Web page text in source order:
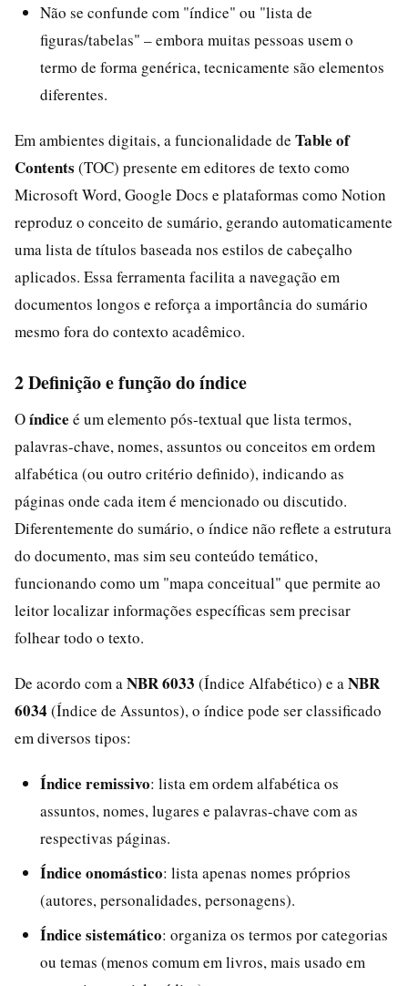
Não se confunde com "índice" ou "lista de
figuras/tabelas" – embora muitas pessoas usem o
termo de forma genérica, tecnicamente são elementos
diferentes.
Em ambientes digitais, a funcionalidade de Table of
Contents (TOC) presente em editores de texto como
Microsoft Word, Google Docs e plataformas como Notion
reproduz o conceito de sumário, gerando automaticamente
uma lista de títulos baseada nos estilos de cabeçalho
aplicados. Essa ferramenta facilita a navegação em
documentos longos e reforça a importância do sumário
mesmo fora do contexto acadêmico.
2 Definição e função do índice
Oíndice é um elemento pós-textual que lista termos,
palavras-chave, nomes, assuntos ou conceitos em ordem
alfabética (ou outro critério definido), indicando as
páginas onde cada item é mencionado ou discutido.
Diferentemente do sumário, o índice não reflete a estrutura
do documento, mas sim seu conteúdo temático,
funcionando como um "mapa conceitual" que permite ao
leitor localizar informações específicas sem precisar
folhear todo o texto.
De acordo com a NBR 6033 (Índice Alfabético) e a NBR
6034 (Índice de Assuntos), o índice pode ser classificado
em diversos tipos:
Índice remissivo: lista em ordem alfabética os
assuntos, nomes, lugares e palavras-chave com as
respectivas páginas.
Índice onomástico: lista apenas nomes próprios
(autores, personalidades, personagens).
Índice sistemático: organiza os termos por categorias
ou temas (menos comum em livros, mais usado em